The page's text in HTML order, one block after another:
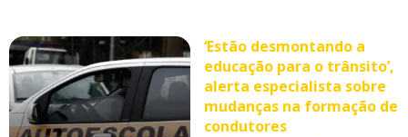
‘Estão desmontando a
educação para o trânsito’,
alerta especialista sobre
mudanças na formação de
condutores